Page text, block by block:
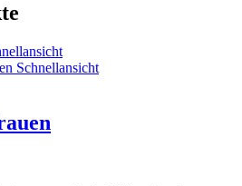
Schnellansicht